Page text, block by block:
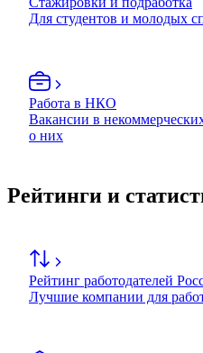
Для студентов и молодых
Работа в НКО
Вакансии в
о них
Рейтинги и
Рейтинг работодателей
Лучшие компании для